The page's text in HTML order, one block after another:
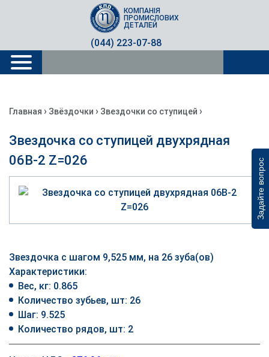
Задайте вопрос
(044) 223-07-88
КОМПАНІЯ
ПРОМИСЛОВИХ
ДЕТАЛЕЙ
Главная › Звёздочки › Звездочки со ступицей ›
Звездочка со ступицей двухрядная
06B-2 Z=026
Звездочка с шагом 9,525 мм, на 26 зуба(ов)
Характеристики:
Вес, кг: 0.865
Количество зубьев, шт: 26
Шаг: 9.525
Количество рядов, шт: 2